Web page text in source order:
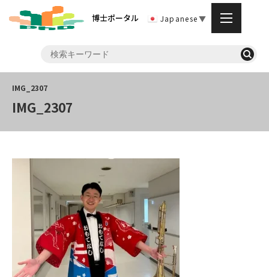
博士ポータル Japanese▼
IMG_2307